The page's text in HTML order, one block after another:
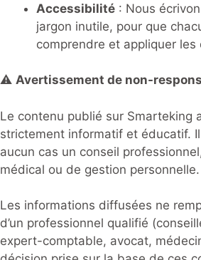
Accessibilité : Nous
jargon inutile, pour que
comprendre et appliquer
⚠️ Avertissement de non-
Le contenu publié sur Smarteking
strictement informatif et éducatif.
aucun cas un conseil
médical ou de gestion personnelle.
Les informations diffusées ne
d’un professionnel qualifié
expert-comptable, avocat,